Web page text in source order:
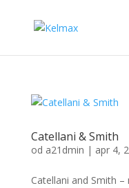
Catellani & Smith
od a21dmin | apr 4,
Catellani and Smith